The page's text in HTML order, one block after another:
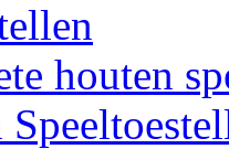
houten